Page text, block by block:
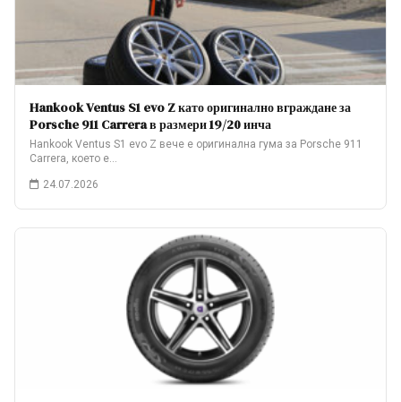
Hankook Ventus S1 evo Z като оригинално вграждане за
Porsche 911 Carrera в размери 19/20 инча
Hankook Ventus S1 evo Z вече е оригинална гума за Porsche 911
Carrera, което е…
24.07.2026